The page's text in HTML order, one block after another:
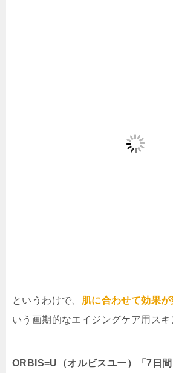
というわけで、 肌に合わせて効果
いう画期的なエイジングケア用スキ
ORBIS=U（オルビスユー）「7日